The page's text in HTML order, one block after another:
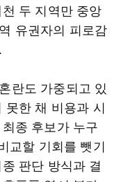
두 지역만 중앙
유권자의 피로감
란도 가중되고 있
못한 채 비용과 시
종 후보가 누구
교할 기회를 뺏기
판단 방식과 결